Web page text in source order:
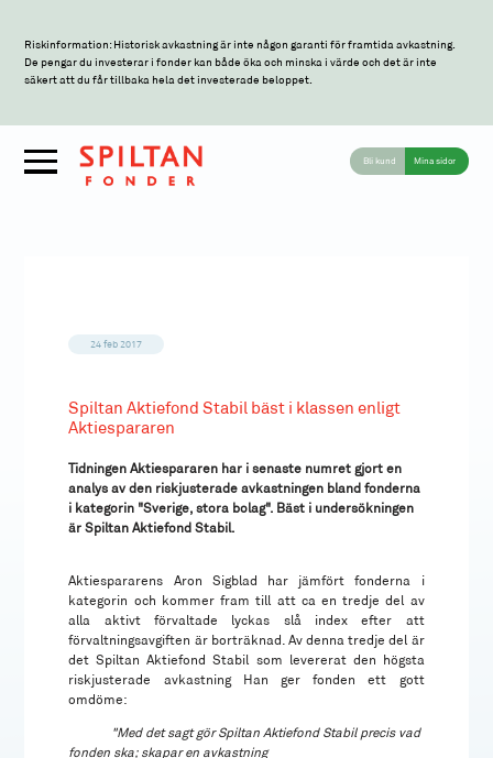
Riskinformation: Historisk avkastning är inte någon garanti för framtida avkastning.
De pengar du investerar i fonder kan både öka och minska i värde och det är inte
säkert att du får tillbaka hela det investerade beloppet.
Bli kund Mina sidor
24 feb 2017
Spiltan Aktiefond Stabil bäst i klassen enligt
Aktiespararen
Tidningen Aktiespararen har i senaste numret gjort en
analys av den riskjusterade avkastningen bland fonderna
i kategorin "Sverige, stora bolag". Bäst i undersökningen
är Spiltan Aktiefond Stabil.
Aktiespararens Aron Sigblad har jämfört fonderna i
kategorin och kommer fram till att ca en tredje del av
alla aktivt förvaltade lyckas slå index efter att
förvaltningsavgiften är borträknad. Av denna tredje del är
det Spiltan Aktiefond Stabil som levererat den högsta
riskjusterade avkastning Han ger fonden ett gott
omdöme:
"Med det sagt gör Spiltan Aktiefond Stabil precis vad
fonden ska; skapar en avkastning